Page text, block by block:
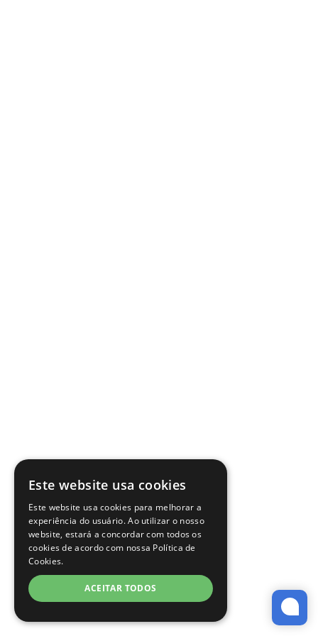
Este website usa cookies
Este website usa cookies para melhorar a
experiência do usuário. Ao utilizar o nosso
website, estará a concordar com todos os
cookies de acordo com nossa Política de
Cookies.
ACEITAR TODOS